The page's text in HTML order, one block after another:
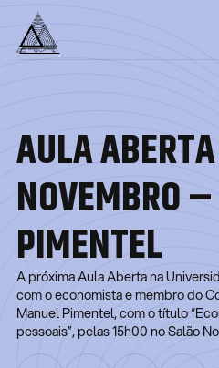
AULA
NOVEMBRO
PIMENTEL
A próxima Aula Aberta na
com o economista e membro do
Manuel Pimentel, com o título
pessoais”, pelas 15h00 no Salão